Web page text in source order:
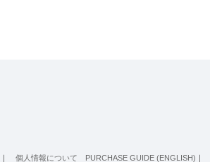
｜ 個人情報について PURCHASE GUIDE (ENGLISH) ｜